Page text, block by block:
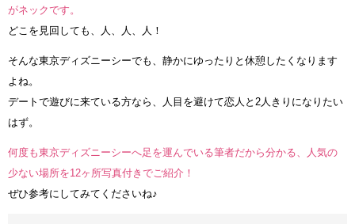
がネックです。
どこを見回しても、人、人、人！
そんな東京ディズニーシーでも、静かにゆったりと休憩したくなります
よね。
デートで遊びに来ている方なら、人目を避けて恋人と2人きりになりたい
はず。
何度も東京ディズニーシーへ足を運んでいる筆者だから分かる、人気の
少ない場所を12ヶ所写真付きでご紹介！
ぜひ参考にしてみてくださいね♪